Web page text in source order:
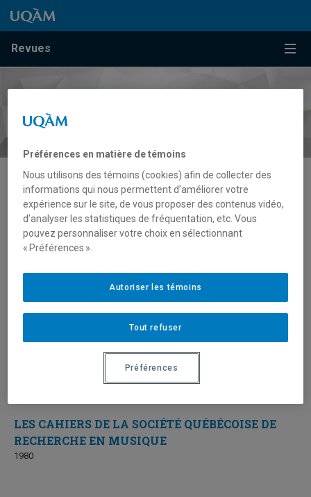
Passer au contenu
Accéder au menu principal
Accéder à la recherche
Passer au contenu
Accéder au menu principal
Revues
Musique
LES CAHIERS DE LA SOCIÉTÉ QUÉBÉCOISE DE
RECHERCHE EN MUSIQUE
1980
Préférences en matière de témoins
Nous utilisons des témoins (cookies) afin de collecter des
informations qui nous permettent d’améliorer votre
expérience sur le site, de vous proposer des contenus vidéo,
d’analyser les statistiques de fréquentation, etc. Vous
pouvez personnaliser votre choix en sélectionnant
« Préférences ».
Tout refuser
Autoriser les témoins
Préférences